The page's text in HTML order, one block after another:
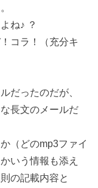
ね♪ ？
コラ！（充分キ
だったのだが、
長文のメールだ
（どのmp3ファイ
いう情報も添え
の記載内容と